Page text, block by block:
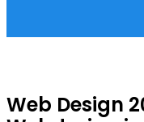
Web Design